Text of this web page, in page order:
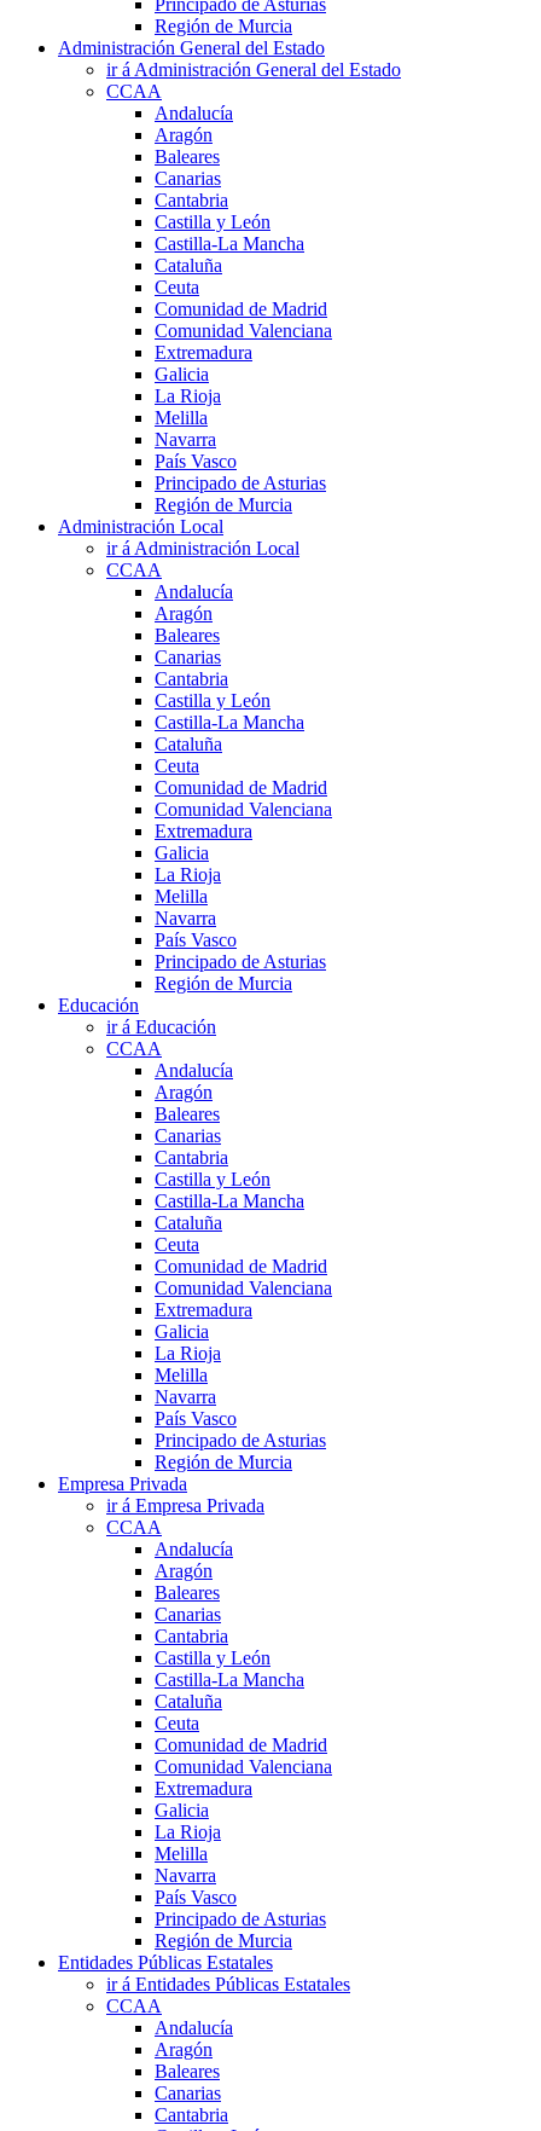
Región de Murcia
Administración General del Estado
ir á Administración General del Estado
CCAA
Andalucía
Aragón
Baleares
Canarias
Cantabria
Castilla y León
Castilla-La Mancha
Cataluña
Ceuta
Comunidad de Madrid
Comunidad Valenciana
Extremadura
Galicia
La Rioja
Melilla
Navarra
País Vasco
Principado de Asturias
Región de Murcia
Administración Local
ir á Administración Local
CCAA
Andalucía
Aragón
Baleares
Canarias
Cantabria
Castilla y León
Castilla-La Mancha
Cataluña
Ceuta
Comunidad de Madrid
Comunidad Valenciana
Extremadura
Galicia
La Rioja
Melilla
Navarra
País Vasco
Principado de Asturias
Región de Murcia
Educación
ir á Educación
CCAA
Andalucía
Aragón
Baleares
Canarias
Cantabria
Castilla y León
Castilla-La Mancha
Cataluña
Ceuta
Comunidad de Madrid
Comunidad Valenciana
Extremadura
Galicia
La Rioja
Melilla
Navarra
País Vasco
Principado de Asturias
Región de Murcia
Empresa Privada
ir á Empresa Privada
CCAA
Andalucía
Aragón
Baleares
Canarias
Cantabria
Castilla y León
Castilla-La Mancha
Cataluña
Ceuta
Comunidad de Madrid
Comunidad Valenciana
Extremadura
Galicia
La Rioja
Melilla
Navarra
País Vasco
Principado de Asturias
Región de Murcia
Entidades Públicas Estatales
ir á Entidades Públicas Estatales
CCAA
Andalucía
Aragón
Baleares
Canarias
Cantabria